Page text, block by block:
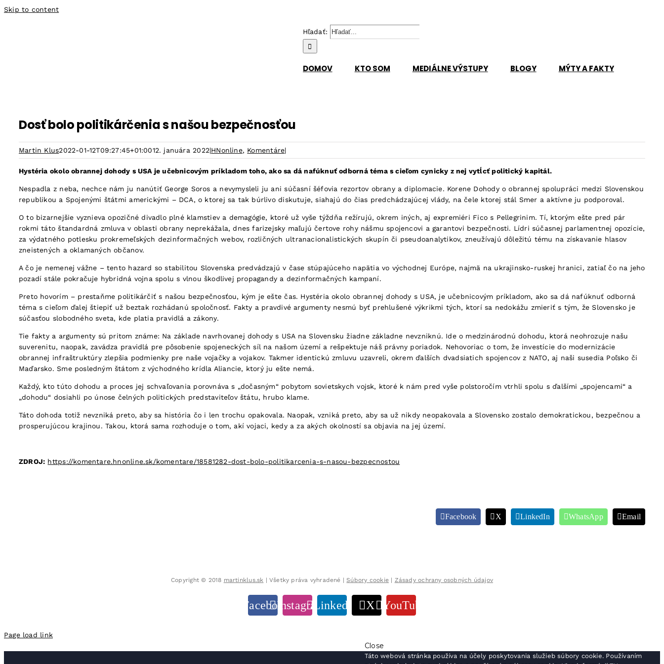
Skip to content
Hľadať:
DOMOV KTO SOM MEDIÁLNE VÝSTUPY BLOGY MÝTY A FAKTY
Dosť bolo politikárčenia s našou bezpečnosťou
Martin Klus2022-01-12T09:27:45+01:0012. januára 2022|HNonline, Komentáre|
Hystéria okolo obrannej dohody s USA je učebnicovým príkladom toho, ako sa dá nafúknuť odborná téma s cieľom cynicky z nej vytĺcť politický kapitál.
Nespadla z neba, nechce nám ju nanútiť George Soros a nevymysleli ju ani súčasní šéfovia rezortov obrany a diplomacie. Korene Dohody o obrannej spolupráci medzi Slovenskou
republikou a Spojenými štátmi americkými – DCA, o ktorej sa tak búrlivo diskutuje, siahajú do čias predchádzajúcej vlády, na čele ktorej stál Smer a aktívne ju podporoval.
O to bizarnejšie vyznieva opozičné divadlo plné klamstiev a demagógie, ktoré už vyše týždňa režírujú, okrem iných, aj expremiéri Fico s Pellegrinim. Tí, ktorým ešte pred pár
rokmi táto štandardná zmluva v oblasti obrany neprekážala, dnes farizejsky maľujú čertove rohy nášmu spojencovi a garantovi bezpečnosti. Lídri súčasnej parlamentnej opozície,
za výdatného potlesku prokremeľských dezinformačných webov, rozličných ultranacionalistických skupín či pseudoanalytikov, zneužívajú dôležitú tému na získavanie hlasov
zneistených a oklamaných občanov.
A čo je nemenej vážne – tento hazard so stabilitou Slovenska predvádzajú v čase stúpajúceho napätia vo východnej Európe, najmä na ukrajinsko-ruskej hranici, zatiaľ čo na jeho
pozadí stále pokračuje hybridná vojna spolu s vlnou škodlivej propagandy a dezinformačných kampaní.
Preto hovorím – prestaňme politikárčiť s našou bezpečnosťou, kým je ešte čas. Hystéria okolo obrannej dohody s USA, je učebnicovým príkladom, ako sa dá nafúknuť odborná
téma s cieľom ďalej štiepiť už beztak rozhádanú spoločnosť. Fakty a pravdivé argumenty nesmú byť prehlušené výkrikmi tých, ktorí sa nedokážu zmieriť s tým, že Slovensko je
súčasťou slobodného sveta, kde platia pravidlá a zákony.
Tie fakty a argumenty sú pritom známe: Na základe navrhovanej dohody s USA na Slovensku žiadne základne nevzniknú. Ide o medzinárodnú dohodu, ktorá neohrozuje našu
suverenitu, naopak, zavádza pravidlá pre pôsobenie spojeneckých síl na našom území a rešpektuje náš právny poriadok. Nehovoriac o tom, že investície do modernizácie
obrannej infraštruktúry zlepšia podmienky pre naše vojačky a vojakov. Takmer identickú zmluvu uzavreli, okrem ďalších dvadsiatich spojencov z NATO, aj naši susedia Poľsko či
Maďarsko. Sme posledným štátom z východného krídla Aliancie, ktorý ju ešte nemá.
Každý, kto túto dohodu a proces jej schvaľovania porovnáva s „dočasným“ pobytom sovietskych vojsk, ktoré k nám pred vyše polstoročím vtrhli spolu s ďalšími „spojencami“ a
„dohodu“ dosiahli po únose čelných politických predstaviteľov štátu, hrubo klame.
Táto dohoda totiž nevzniká preto, aby sa história čo i len trochu opakovala. Naopak, vzniká preto, aby sa už nikdy neopakovala a Slovensko zostalo demokratickou, bezpečnou a
prosperujúcou krajinou. Takou, ktorá sama rozhoduje o tom, akí vojaci, kedy a za akých okolností sa objavia na jej území.
ZDROJ: https://komentare.hnonline.sk/komentare/18581282-dost-bolo-politikarcenia-s-nasou-bezpecnostou
Facebook X LinkedIn WhatsApp Email
Copyright © 2018 martinklus.sk | Všetky práva vyhradené |Súbory cookie| Zásady ochrany osobných údajov
FacebookInstagramLinkedIn X YouTube
Page load link
Close
Táto webová stránka používa na účely poskytovania služieb súbory cookie. Používaním